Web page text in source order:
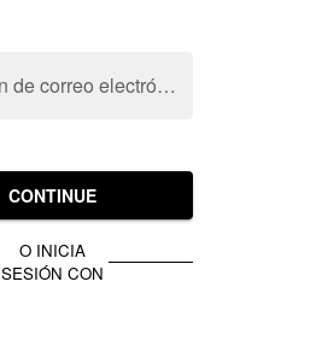
Dirección de correo electrónico
CONTINUE
O INICIA
SESIÓN CON